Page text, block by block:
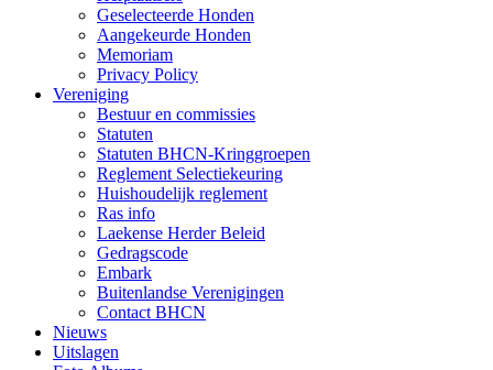
Geselecteerde Honden
Aangekeurde Honden
Memoriam
Privacy Policy
Vereniging
Bestuur en commissies
Statuten
Statuten BHCN-Kringgroepen
Reglement Selectiekeuring
Huishoudelijk reglement
Ras info
Laekense Herder Beleid
Gedragscode
Embark
Buitenlandse Verenigingen
Contact BHCN
Nieuws
Uitslagen